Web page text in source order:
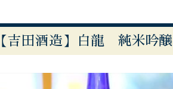
【吉田酒造】白龍 純米吟醸